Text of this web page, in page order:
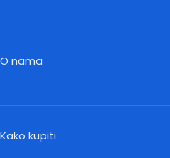
O nama
Kako kupiti